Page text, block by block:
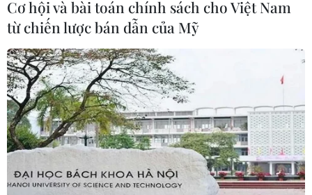
Ngày Văn hóa Việt Nam góp phần lan
03/08/2026 03:55
Động đất tại Nhật Bản: Cộng đồng
người Việt dần ổn định
Cơ hội và bài toán chính sách cho Việt Nam
từ chiến lược bán dẫn của Mỹ